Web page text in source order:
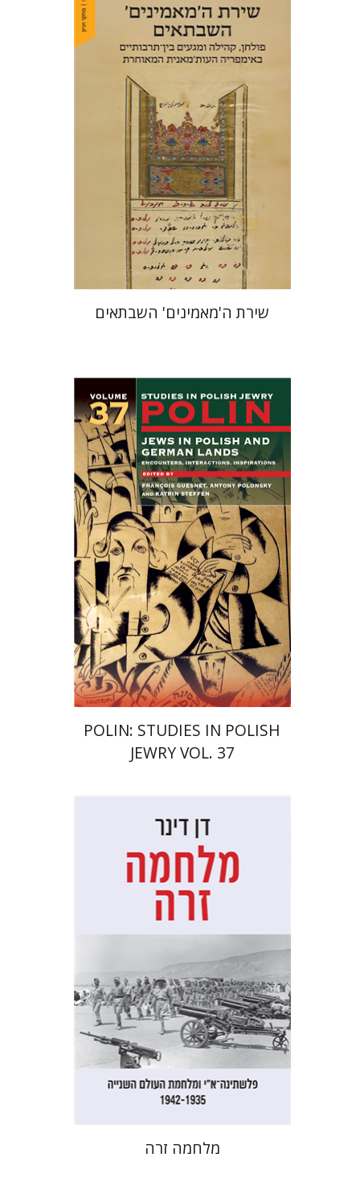
הדר פלדמן סמט
הנחת אתר ספר מודפס
$46
$41
שירת ה'מאמינים' השבתאים
קתרין סטפן
François
Guesnet
Antony Polonsky
הנחת אתר ספר מודפס
$135
$122
POLIN: STUDIES IN POLISH
JEWRY VOL. 37
דן דינר
שאול מרמרי
הנחת אתר ספר מודפס
$35
מלחמה זרה